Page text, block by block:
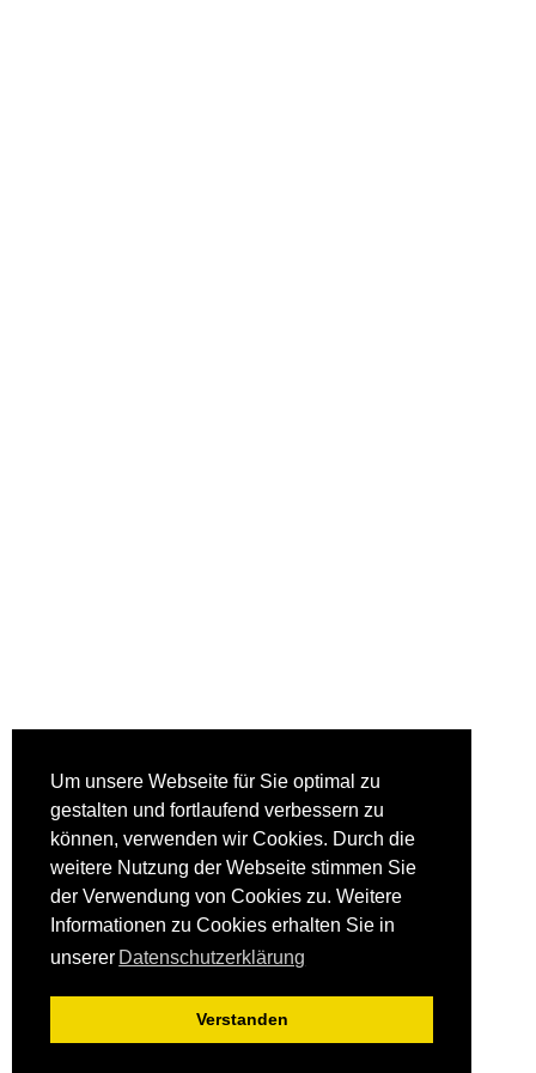
Um unsere Webseite für Sie optimal zu
gestalten und fortlaufend verbessern zu
können, verwenden wir Cookies. Durch die
weitere Nutzung der Webseite stimmen Sie
der Verwendung von Cookies zu. Weitere
Informationen zu Cookies erhalten Sie in
unserer Datenschutzerklärung
Verstanden